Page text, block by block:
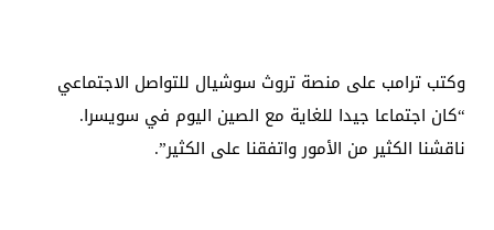
وكتب ترامب على منصة تروث سوشيال للتواصل الاجتماعي
“كان اجتماعا جيدا للغاية مع الصين اليوم في سويسرا.
ناقشنا الكثير من الأمور واتفقنا على الكثير”.